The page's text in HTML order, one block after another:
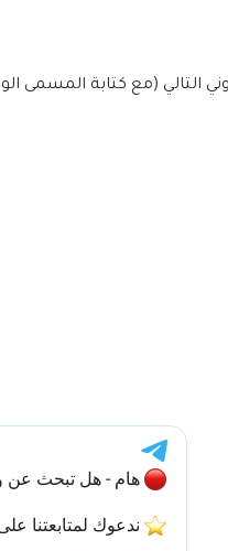
التالي (مع كتابة المسمى